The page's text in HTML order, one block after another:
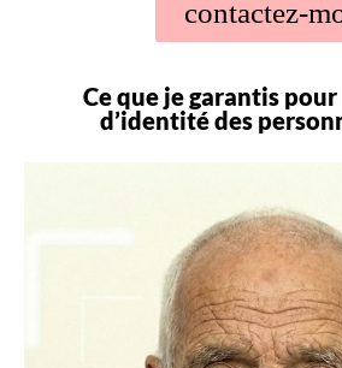
contactez-
Ce que je garantis
d’identité des